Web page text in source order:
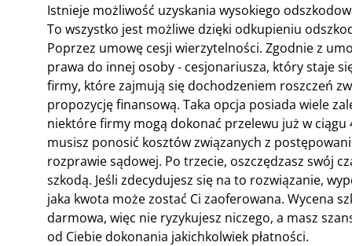
Istnieje możliwość uzyskania wysokiego
To wszystko jest możliwe dzięki odkupieniu
Poprzez umowę cesji wierzytelności. Zgodnie z
prawa do innej osoby - cesjonariusza, który staje
firmy, które zajmują się dochodzeniem roszczeń
propozycję finansową. Taka opcja posiada wiele
niektóre firmy mogą dokonać przelewu już w
musisz ponosić kosztów związanych z
rozprawie sądowej. Po trzecie, oszczędzasz swój
szkodą. Jeśli zdecydujesz się na to rozwiązanie,
jaka kwota może zostać Ci zaoferowana. Wycena
darmowa, więc nie ryzykujesz niczego, a masz
od Ciebie dokonania jakichkolwiek płatności.